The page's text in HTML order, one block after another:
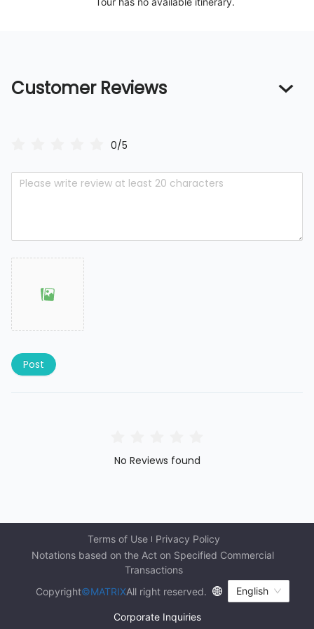
Customer Reviews
0/5
Post
No Reviews found
Terms of Use
Privacy Policy
Notations based on the Act on Specified Commercial
Transactions
Copyright©MATRIXAll right reserved. English
Corporate Inquiries